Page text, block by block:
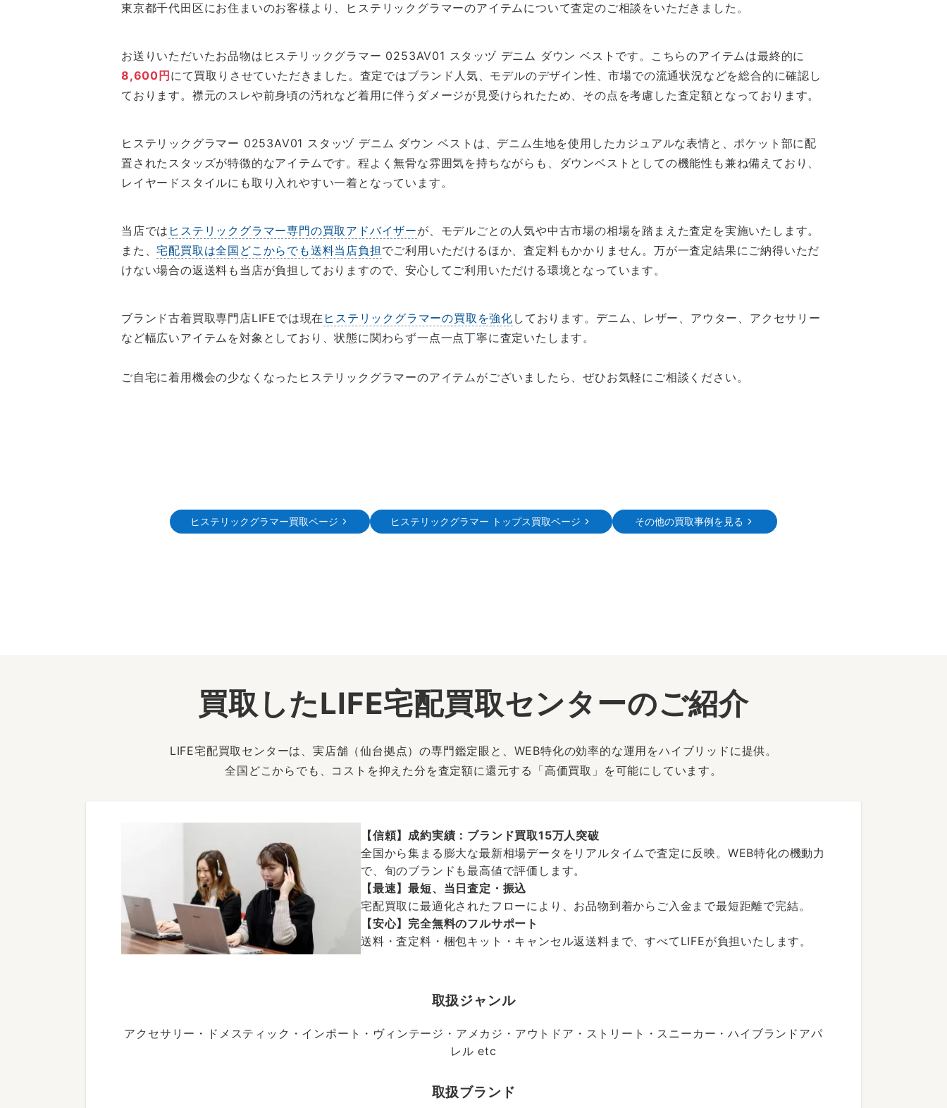
東京都千代田区にお住まいのお客様より、ヒステリックグラマーのアイテムについて査定のご相談をいただきました。
お送りいただいたお品物はヒステリックグラマー 0253AV01 スタッヅ デニム ダウン ベストです。こちらのアイテムは最終的に
8,600円 にて買取りさせていただきました。査定ではブランド人気、モデルのデザイン性、市場での流通状況などを総合的に確認し
ております。襟元のスレや前身頃の汚れなど着用に伴うダメージが見受けられたため、その点を考慮した査定額となっております。
ヒステリックグラマー 0253AV01 スタッヅ デニム ダウン ベストは、デニム生地を使用したカジュアルな表情と、ポケット部に配
置されたスタッズが特徴的なアイテムです。程よく無骨な雰囲気を持ちながらも、ダウンベストとしての機能性も兼ね備えており、
レイヤードスタイルにも取り入れやすい一着となっています。
当店では ヒステリックグラマー専門の買取アドバイザーが、モデルごとの人気や中古市場の相場を踏まえた査定を実施いたします。
また、宅配買取は全国どこからでも送料当店負担 でご利用いただけるほか、査定料もかかりません。万が一査定結果にご納得いただ
けない場合の返送料も当店が負担しておりますので、安心してご利用いただける環境となっています。
ブランド古着買取専門店LIFEでは現在 ヒステリックグラマーの買取を強化 しております。デニム、レザー、アウター、アクセサリー
など幅広いアイテムを対象としており、状態に関わらず一点一点丁寧に査定いたします。
ご自宅に着用機会の少なくなったヒステリックグラマーのアイテムがございましたら、ぜひお気軽にご相談ください。
ヒステリックグラマー買取ページ ヒステリックグラマー トップス買取ページ その他の買取事例を見る
買取したLIFE宅配買取センターのご紹介
LIFE宅配買取センターは、実店舗（仙台拠点）の専門鑑定眼と、WEB特化の効率的な運用をハイブリッドに提供。
全国どこからでも、コストを抑えた分を査定額に還元する「高価買取」を可能にしています。
【信頼】成約実績：ブランド買取15万人突破
全国から集まる膨大な最新相場データをリアルタイムで査定に反映。WEB特化の機動力
で、旬のブランドも最高値で評価します。
【最速】最短、当日査定・振込
宅配買取に最適化されたフローにより、お品物到着からご入金まで最短距離で完結。
【安心】完全無料のフルサポート
送料・査定料・梱包キット・キャンセル返送料まで、すべてLIFEが負担いたします。
取扱ジャンル
アクセサリー・ドメスティック・インポート・ヴィンテージ・アメカジ・アウトドア・ストリート・スニーカー・ハイブランドアパ
レル etc
取扱ブランド